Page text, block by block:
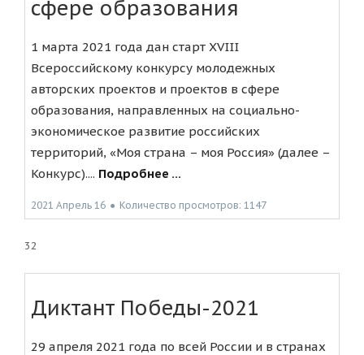
сфере образования
1 марта 2021 года дан старт XVIII
Всероссийскому конкурсу молодежных
авторских проектов и проектов в сфере
образования, направленных на социально-
экономическое развитие российских
территорий, «Моя страна – моя Россия» (далее –
Конкурс).... Подробнее ...
2021 Апрель 16 ● Количество просмотров: 1147
32
Диктант Победы-2021
29 апреля 2021 года по всей России и в странах